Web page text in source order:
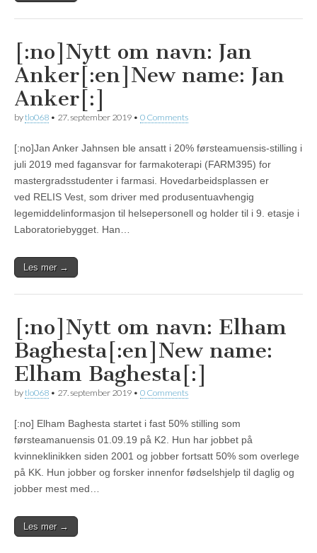
[:no]Nytt om navn: Jan
Anker[:en]New name: Jan
Anker[:]
bytlo068 • 27. september 2019 • 0 Comments
[:no]Jan Anker Jahnsen ble ansatt i 20% førsteamuensis-stilling i
juli 2019 med fagansvar for farmakoterapi (FARM395) for
mastergradsstudenter i farmasi. Hovedarbeidsplassen er
ved RELIS Vest, som driver med produsentuavhengig
legemiddelinformasjon til helsepersonell og holder til i 9. etasje i
Laboratoriebygget. Han…
Les mer →
[:no]Nytt om navn: Elham
Baghesta[:en]New name:
Elham Baghesta[:]
bytlo068 • 27. september 2019 • 0 Comments
[:no] Elham Baghesta startet i fast 50% stilling som
førsteamanuensis 01.09.19 på K2. Hun har jobbet på
kvinneklinikken siden 2001 og jobber fortsatt 50% som overlege
på KK. Hun jobber og forsker innenfor fødselshjelp til daglig og
jobber mest med…
Les mer →